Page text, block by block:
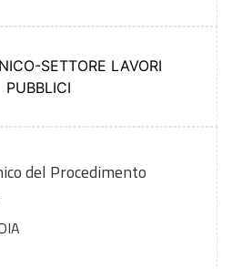
SETTORE LAVORI
PUBBLICI
del Procedimento